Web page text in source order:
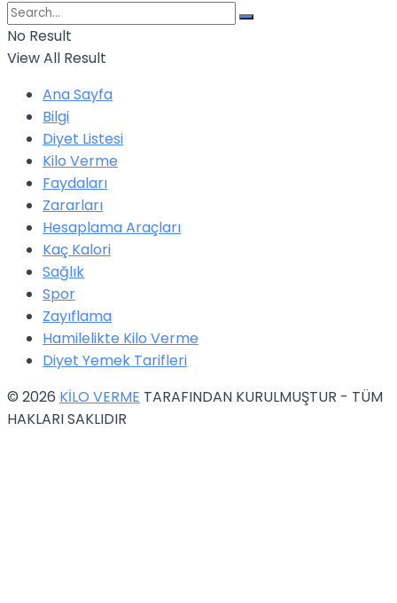
No Result
View All Result
Ana Sayfa
Bilgi
Diyet Listesi
Kilo Verme
Faydaları
Zararları
Hesaplama Araçları
Kaç Kalori
Sağlık
Spor
Zayıflama
Hamilelikte Kilo Verme
Diyet Yemek Tarifleri
© 2026 KİLO VERME TARAFINDAN KURULMUŞTUR - TÜM
HAKLARI SAKLIDIR